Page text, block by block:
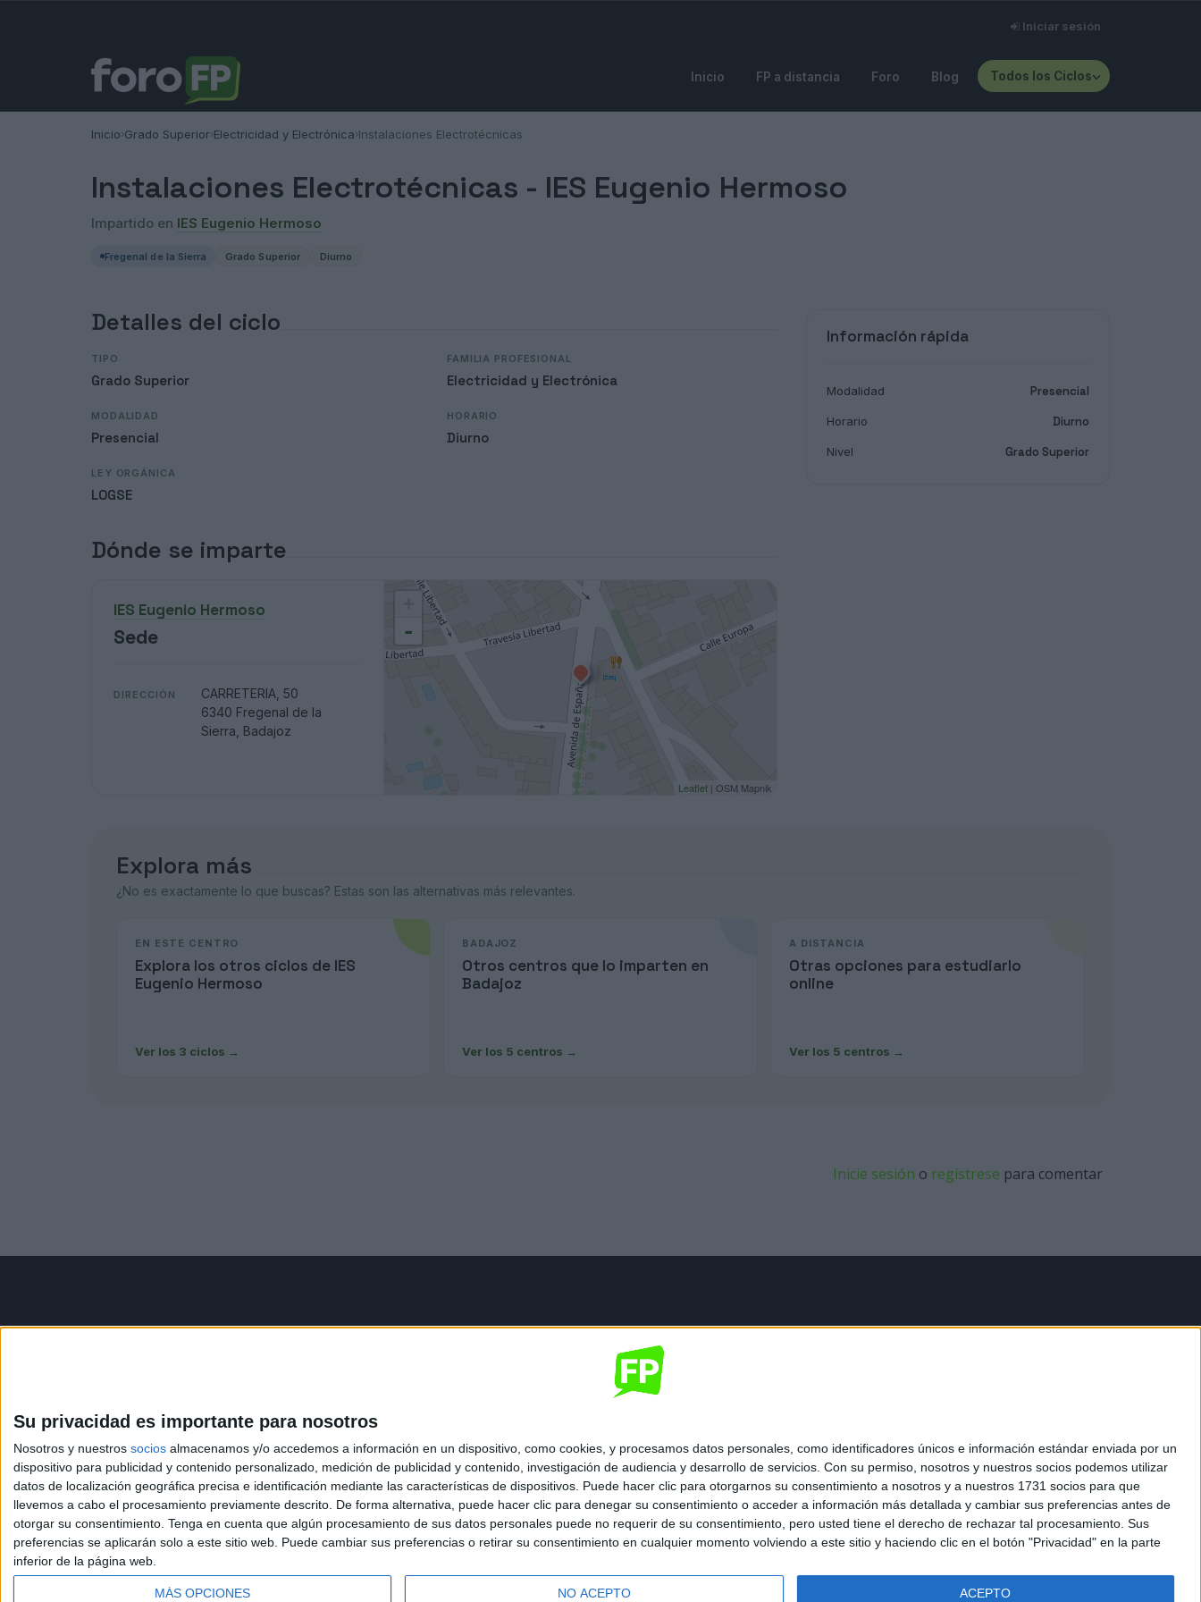
Su privacidad es importante para nosotros
Nosotros y nuestros socios almacenamos y/o accedemos a información en un dispositivo, como cookies, y procesamos datos personales, como identificadores únicos e información estándar enviada por un
dispositivo para publicidad y contenido personalizado, medición de publicidad y contenido, investigación de audiencia y desarrollo de servicios. Con su permiso, nosotros y nuestros socios podemos utilizar
datos de localización geográfica precisa e identificación mediante las características de dispositivos. Puede hacer clic para otorgarnos su consentimiento a nosotros y a nuestros 1731 socios para que
llevemos a cabo el procesamiento previamente descrito. De forma alternativa, puede hacer clic para denegar su consentimiento o acceder a información más detallada y cambiar sus preferencias antes de
otorgar su consentimiento. Tenga en cuenta que algún procesamiento de sus datos personales puede no requerir de su consentimiento, pero usted tiene el derecho de rechazar tal procesamiento. Sus
preferencias se aplicarán solo a este sitio web. Puede cambiar sus preferencias o retirar su consentimiento en cualquier momento volviendo a este sitio y haciendo clic en el botón "Privacidad" en la parte
inferior de la página web.
MÁS OPCIONES NO ACEPTO ACEPTO
Iniciar sesión
Inicio FP a distancia Foro Blog Todos los Ciclos
Inicio›Grado Superior›Electricidad y Electrónica›Instalaciones Electrotécnicas
Instalaciones Electrotécnicas - IES Eugenio Hermoso
Impartido en IES Eugenio Hermoso
Fregenal de la Sierra Grado Superior Diurno
Detalles del ciclo
TIPO
Grado Superior
FAMILIA PROFESIONAL
Electricidad y Electrónica
MODALIDAD
Presencial
HORARIO
Diurno
LEY ORGÁNICA
LOGSE
Dónde se imparte
IES Eugenio Hermoso
Sede
DIRECCIÓN
CARRETERIA, 50
6340 Fregenal de la
Sierra, Badajoz
-
Leaflet| OSM Mapnik
Información rápida
Modalidad Presencial
Horario Diurno
Nivel Grado Superior
Explora más
¿No es exactamente lo que buscas? Estas son las alternativas más relevantes.
EN ESTE CENTRO
Explora los otros ciclos de IES
Eugenio Hermoso
Ver los 3 ciclos →
BADAJOZ
Otros centros que lo imparten en
Badajoz
Ver los 5 centros →
A DISTANCIA
Otras opciones para estudiarlo
online
Ver los 5 centros →
Inicie sesión o regístrese para comentar
Contáctanos
Phone:+34 91 593 2767
Email: info@forofp.es
Información legal
© Compás Mediterráneo SL. Todos los derechos reservados.